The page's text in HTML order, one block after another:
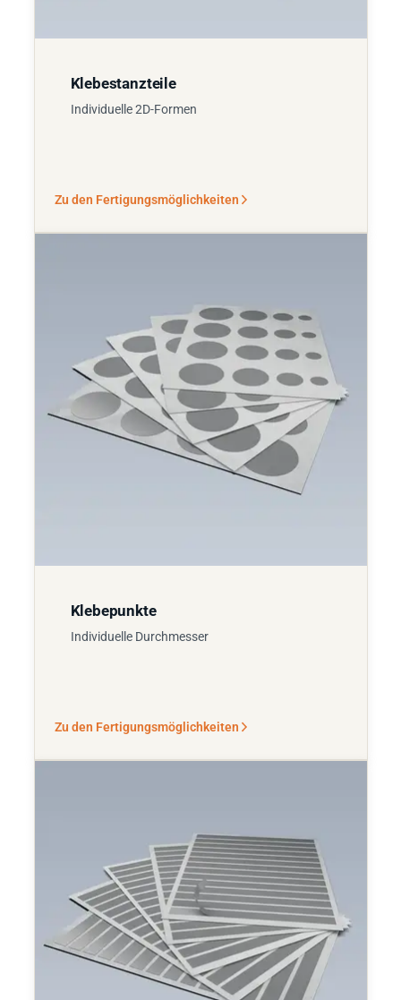
Klebestanzteile
Individuelle 2D-Formen
Zu den Fertigungsmöglichkeiten
Klebepunkte
Individuelle Durchmesser
Zu den Fertigungsmöglichkeiten